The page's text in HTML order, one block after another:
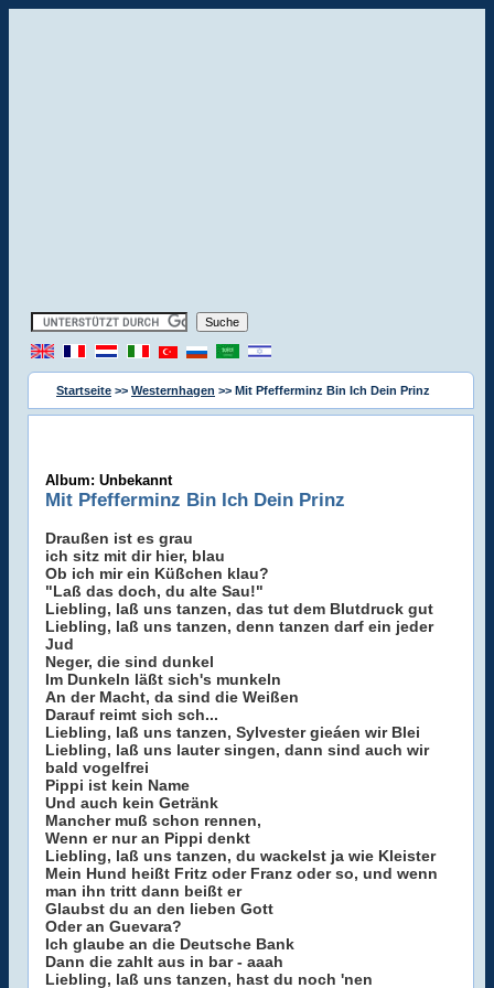
Startseite >> Westernhagen >> Mit Pfefferminz Bin Ich Dein Prinz
Album: Unbekannt
Mit Pfefferminz Bin Ich Dein Prinz
Draußen ist es grau
ich sitz mit dir hier, blau
Ob ich mir ein Küßchen klau?
"Laß das doch, du alte Sau!"
Liebling, laß uns tanzen, das tut dem Blutdruck gut
Liebling, laß uns tanzen, denn tanzen darf ein jeder
Jud
Neger, die sind dunkel
Im Dunkeln läßt sich's munkeln
An der Macht, da sind die Weißen
Darauf reimt sich sch...
Liebling, laß uns tanzen, Sylvester gieáen wir Blei
Liebling, laß uns lauter singen, dann sind auch wir
bald vogelfrei
Pippi ist kein Name
Und auch kein Getränk
Mancher muß schon rennen,
Wenn er nur an Pippi denkt
Liebling, laß uns tanzen, du wackelst ja wie Kleister
Mein Hund heißt Fritz oder Franz oder so, und wenn
man ihn tritt dann beißt er
Glaubst du an den lieben Gott
Oder an Guevara?
Ich glaube an die Deutsche Bank
Dann die zahlt aus in bar - aaah
Liebling, laß uns tanzen, hast du noch 'nen